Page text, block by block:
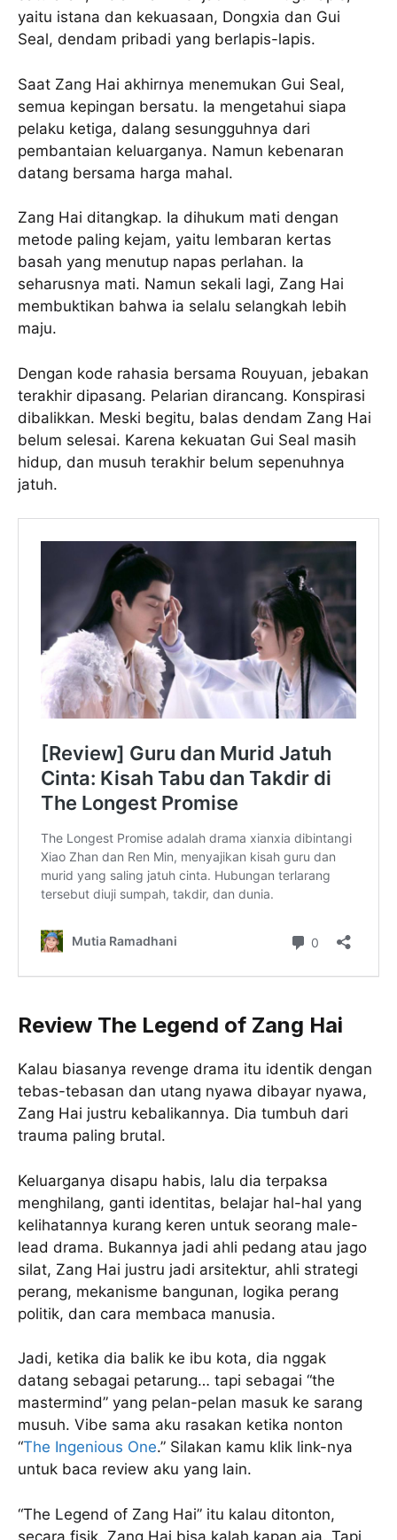
yaitu istana dan kekuasaan, Dongxia dan Gui
Seal, dendam pribadi yang berlapis-lapis.
Saat Zang Hai akhirnya menemukan Gui Seal,
semua kepingan bersatu. Ia mengetahui siapa
pelaku ketiga, dalang sesungguhnya dari
pembantaian keluarganya. Namun kebenaran
datang bersama harga mahal.
Zang Hai ditangkap. Ia dihukum mati dengan
metode paling kejam, yaitu lembaran kertas
basah yang menutup napas perlahan. Ia
seharusnya mati. Namun sekali lagi, Zang Hai
membuktikan bahwa ia selalu selangkah lebih
maju.
Dengan kode rahasia bersama Rouyuan, jebakan
terakhir dipasang. Pelarian dirancang. Konspirasi
dibalikkan. Meski begitu, balas dendam Zang Hai
belum selesai. Karena kekuatan Gui Seal masih
hidup, dan musuh terakhir belum sepenuhnya
jatuh.
Review The Legend of Zang Hai
Kalau biasanya revenge drama itu identik dengan
tebas-tebasan dan utang nyawa dibayar nyawa,
Zang Hai justru kebalikannya. Dia tumbuh dari
trauma paling brutal.
Keluarganya disapu habis, lalu dia terpaksa
menghilang, ganti identitas, belajar hal-hal yang
kelihatannya kurang keren untuk seorang male-
lead drama. Bukannya jadi ahli pedang atau jago
silat, Zang Hai justru jadi arsitektur, ahli strategi
perang, mekanisme bangunan, logika perang
politik, dan cara membaca manusia.
Jadi, ketika dia balik ke ibu kota, dia nggak
datang sebagai petarung… tapi sebagai “the
mastermind” yang pelan-pelan masuk ke sarang
musuh. Vibe sama aku rasakan ketika nonton
“The Ingenious One.” Silakan kamu klik link-nya
untuk baca review aku yang lain.
“The Legend of Zang Hai” itu kalau ditonton,
secara fisik, Zang Hai bisa kalah kapan aja. Tapi